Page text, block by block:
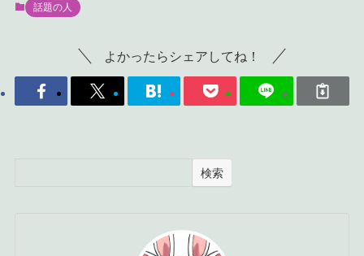
話題の人
よかったらシェアしてね！
検索